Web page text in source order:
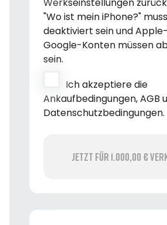
"Wo ist mein iPhone?" muss
deaktiviert sein und
Google-Konten müssen
sein.
Ich akzeptiere die
Ankaufbedingungen, AGB
Datenschutzbedingungen.
Jetzt für 1.000,00 €